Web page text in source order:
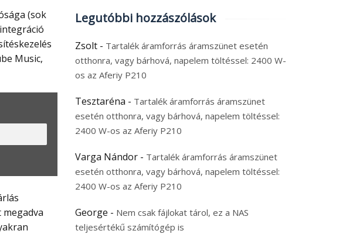
Music,
Legutóbbi hozzászólások
Zsolt - Tartalék áramforrás áramszünet esetén
otthonra, vagy bárhová, napelem töltéssel: 2400 W-
os az Aferiy P210
Tesztaréna - Tartalék áramforrás áramszünet
esetén otthonra, vagy bárhová, napelem töltéssel:
2400 W-os az Aferiy P210
Varga Nándor - Tartalék áramforrás áramszünet
esetén otthonra, vagy bárhová, napelem töltéssel:
2400 W-os az Aferiy P210
George - Nem csak fájlokat tárol, ez a NAS
teljesértékű számítógép is